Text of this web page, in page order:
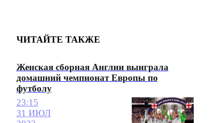
ЧИТАЙТЕ ТАКЖЕ
Женская сборная Англии выиграла
домашний чемпионат Европы по
футболу
23:15
31 ИЮЛ